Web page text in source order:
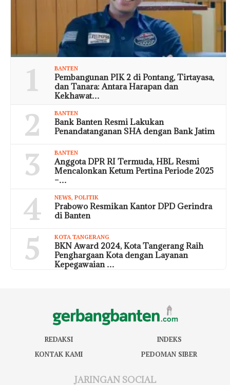
1 BANTEN
Pembangunan PIK 2 di Pontang, Tirtayasa,
dan Tanara: Antara Harapan dan
Kekhawat…
2 BANTEN
Bank Banten Resmi Lakukan
Penandatanganan SHA dengan Bank Jatim
3 BANTEN
Anggota DPR RI Termuda, HBL Resmi
Mencalonkan Ketum Pertina Periode 2025
–…
4 NEWS, POLITIK
Prabowo Resmikan Kantor DPD Gerindra
di Banten
5 KOTA TANGERANG
BKN Award 2024, Kota Tangerang Raih
Penghargaan Kota dengan Layanan
Kepegawaian …
REDAKSI
INDEKS
KONTAK KAMI
PEDOMAN SIBER
JARINGAN SOCIAL